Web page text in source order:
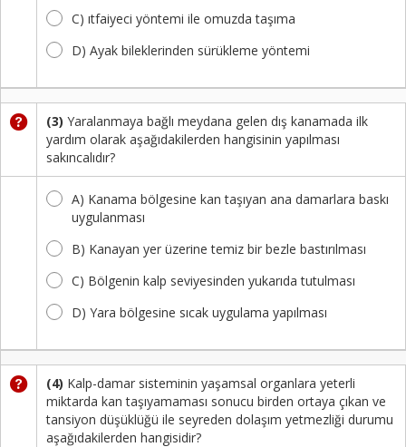
C) ıtfaiyeci yöntemi ile omuzda taşıma
D) Ayak bileklerinden sürükleme yöntemi
(3) Yaralanmaya bağlı meydana gelen dış kanamada ilk
yardım olarak aşağıdakilerden hangisinin yapılması
sakıncalıdır?
A) Kanama bölgesine kan taşıyan ana damarlara baskı
uygulanması
B) Kanayan yer üzerine temiz bir bezle bastırılması
C) Bölgenin kalp seviyesinden yukarıda tutulması
D) Yara bölgesine sıcak uygulama yapılması
(4) Kalp-damar sisteminin yaşamsal organlara yeterli
miktarda kan taşıyamaması sonucu birden ortaya çıkan ve
tansiyon düşüklüğü ile seyreden dolaşım yetmezliği durumu
aşağıdakilerden hangisidir?